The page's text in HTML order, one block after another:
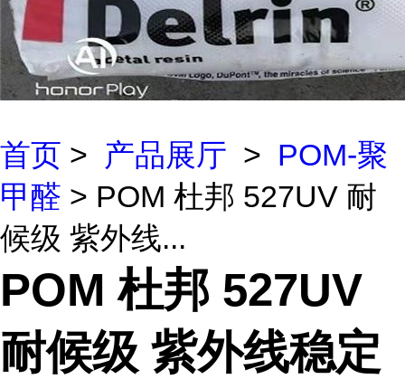
首页 > 产品展厅 > POM-聚
甲醛 > POM 杜邦 527UV 耐
候级 紫外线...
POM 杜邦 527UV
耐候级 紫外线稳定